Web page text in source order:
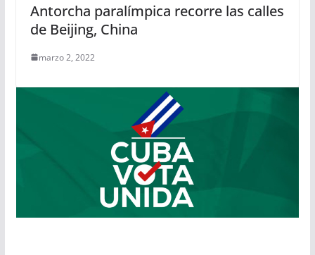
Antorcha paralímpica recorre las calles
de Beijing, China
marzo 2, 2022